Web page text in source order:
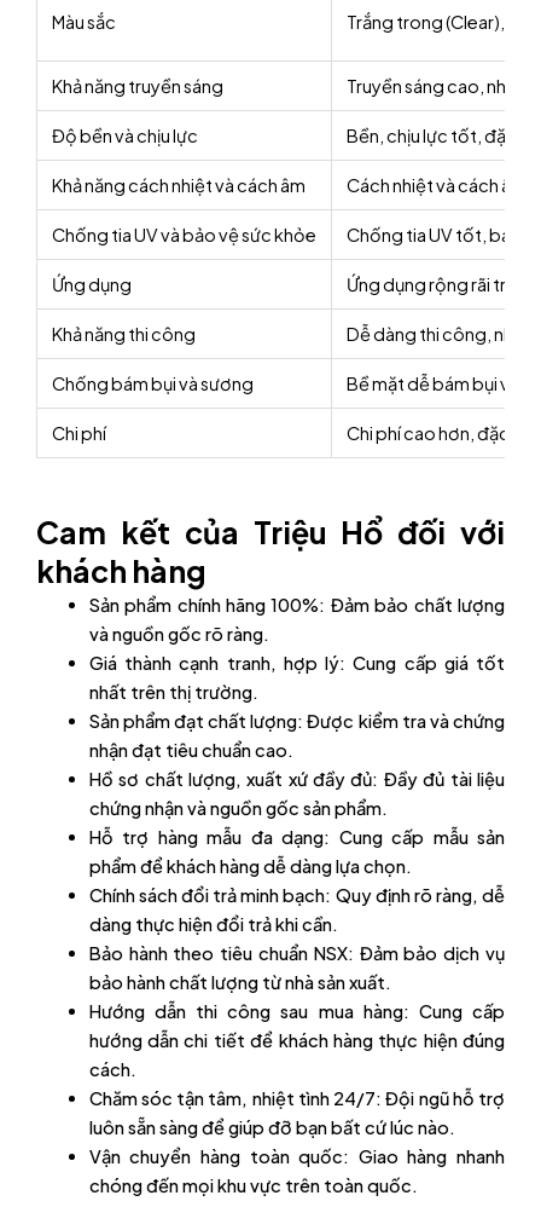
Màu sắc Trắng trong (Clear),
Khả năng truyền sáng Truyền sáng cao,
Độ bền và chịu lực Bền, chịu lực tốt, đặc
Khả năng cách nhiệt và cách âm Cách nhiệt và cách âm
Chống tia UV và bảo vệ sức khỏe Chống tia UV tốt, bảo
Ứng dụng Ứng dụng rộng rãi
Khả năng thi công Dễ dàng thi công,
Chống bám bụi và sương Bề mặt dễ bám bụi và
Chi phí Chi phí cao hơn, đặc
Cam kết của Triệu Hổ đối với
khách hàng
Sản phẩm chính hãng 100%: Đảm bảo chất lượng
và nguồn gốc rõ ràng.
Giá thành cạnh tranh, hợp lý: Cung cấp giá tốt
nhất trên thị trường.
Sản phẩm đạt chất lượng: Được kiểm tra và chứng
nhận đạt tiêu chuẩn cao.
Hồ sơ chất lượng, xuất xứ đầy đủ: Đầy đủ tài liệu
chứng nhận và nguồn gốc sản phẩm.
Hỗ trợ hàng mẫu đa dạng: Cung cấp mẫu sản
phẩm để khách hàng dễ dàng lựa chọn.
Chính sách đổi trả minh bạch: Quy định rõ ràng, dễ
dàng thực hiện đổi trả khi cần.
Bảo hành theo tiêu chuẩn NSX: Đảm bảo dịch vụ
bảo hành chất lượng từ nhà sản xuất.
Hướng dẫn thi công sau mua hàng: Cung cấp
hướng dẫn chi tiết để khách hàng thực hiện đúng
cách.
Chăm sóc tận tâm, nhiệt tình 24/7: Đội ngũ hỗ trợ
luôn sẵn sàng để giúp đỡ bạn bất cứ lúc nào.
Vận chuyển hàng toàn quốc: Giao hàng nhanh
chóng đến mọi khu vực trên toàn quốc.